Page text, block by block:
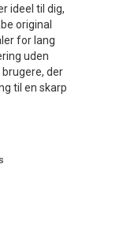
ideel til dig,
original
for lang
uden
der
til en skarp